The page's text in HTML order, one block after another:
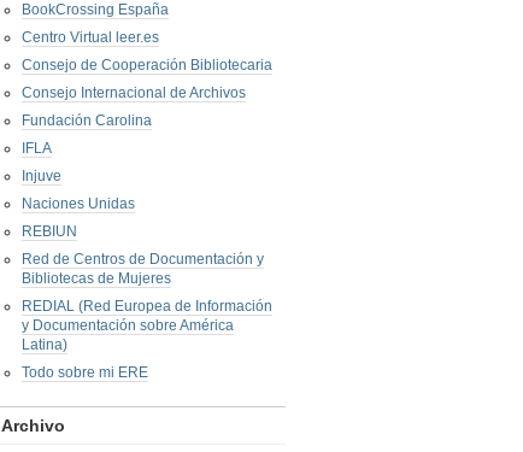
BookCrossing España
Centro Virtual leer.es
Consejo de Cooperación Bibliotecaria
Consejo Internacional de Archivos
Fundación Carolina
IFLA
Injuve
Naciones Unidas
REBIUN
Red de Centros de Documentación y
Bibliotecas de Mujeres
REDIAL (Red Europea de Información
y Documentación sobre América
Latina)
Todo sobre mi ERE
Archivo